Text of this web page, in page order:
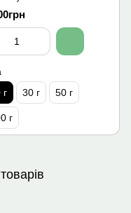
г 30 г 50 г
г